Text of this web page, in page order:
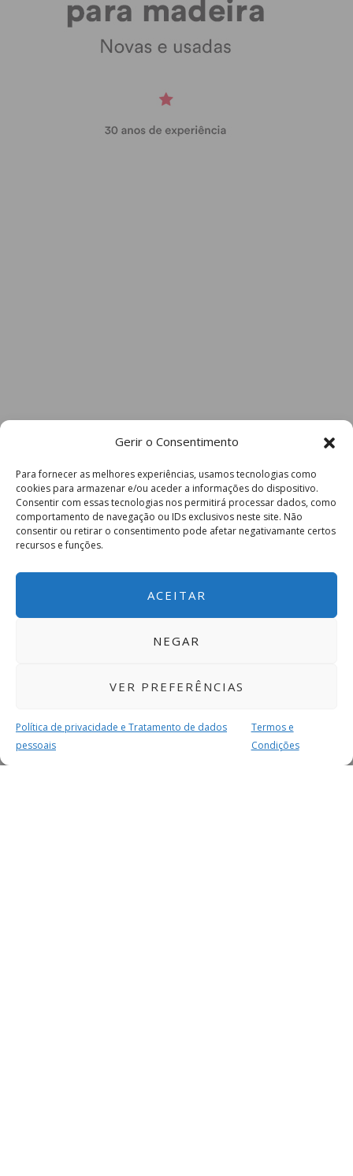
Gerir o Consentimento
Para fornecer as melhores experiências, usamos tecnologias como
cookies para armazenar e/ou aceder a informações do dispositivo.
Consentir com essas tecnologias nos permitirá processar dados, como
comportamento de navegação ou IDs exclusivos neste site. Não
consentir ou retirar o consentimento pode afetar negativamante certos
recursos e funções.
ACEITAR
NEGAR
VER PREFERÊNCIAS
Política de privacidade e Tratamento de dados
pessoais
Termos e
Condições